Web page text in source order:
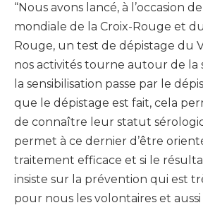
“Nous avons lancé, à l’occasion
mondiale de la Croix-Rouge et
Rouge, un test de dépistage du
nos activités tourne autour de la
la sensibilisation passe par le
que le dépistage est fait, cela
de connaître leur statut
permet à ce dernier d’être
traitement efficace et si le
insiste sur la prévention qui est
pour nous les volontaires et